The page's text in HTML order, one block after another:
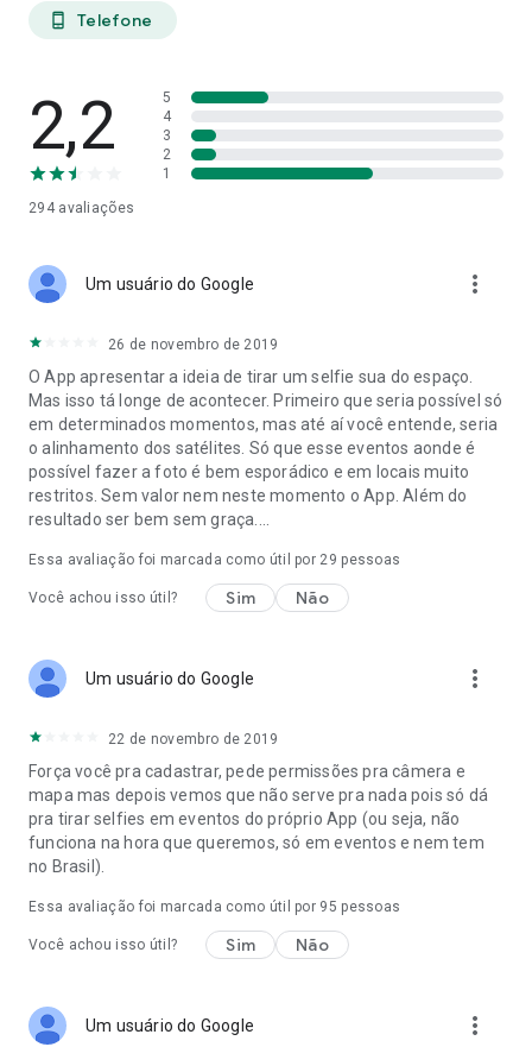
phone_android Telefone
2,2
294avaliações
5
4
3
2
1
Um usuário do Google more_vert
26 de novembro de 2019
O App apresentar a ideia de tirar um selfie sua do espaço.
Mas isso tá longe de acontecer. Primeiro que seria possível só
em determinados momentos, mas até aí você entende, seria
o alinhamento dos satélites. Só que esse eventos aonde é
possível fazer a foto é bem esporádico e em locais muito
restritos. Sem valor nem neste momento o App. Além do
resultado ser bem sem graça....
Essa avaliação foi marcada como útil por 29 pessoas
Você achou isso útil? Sim Não
Um usuário do Google more_vert
22 de novembro de 2019
Força você pra cadastrar, pede permissões pra câmera e
mapa mas depois vemos que não serve pra nada pois só dá
pra tirar selfies em eventos do próprio App (ou seja, não
funciona na hora que queremos, só em eventos e nem tem
no Brasil).
Essa avaliação foi marcada como útil por 95 pessoas
Você achou isso útil? Sim Não
Um usuário do Google more_vert